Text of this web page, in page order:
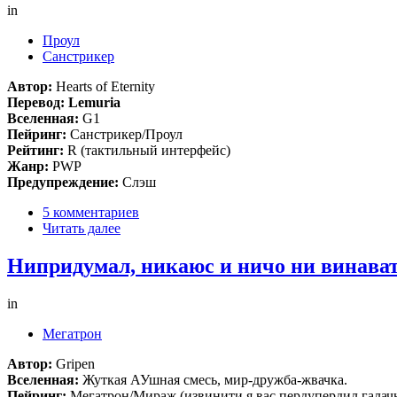
in
Проул
Санстрикер
Автор: Hearts of Eternity
Перевод: Lemuria
Вселенная: G1
Пейринг: Санстрикер/Проул
Рейтинг: R (тактильный интерфейс)
Жанр: PWP
Предупреждение: Слэш
5 комментариев
Читать далее
Нипридумал, никаюс и ничо ни
in
Мегатрон
Автор: Gripen
Вселенная: Жуткая АУшная смесь, мир-дружба-жвачка.